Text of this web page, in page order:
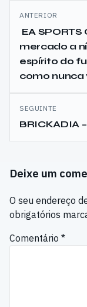
Navegação
de
artigos
ANTERIOR
EA
mercado a
espírito do
como nunca
SEGUINTE
BRICKADIA
Deixe um
O seu endereço
obrigatórios
Comentário *